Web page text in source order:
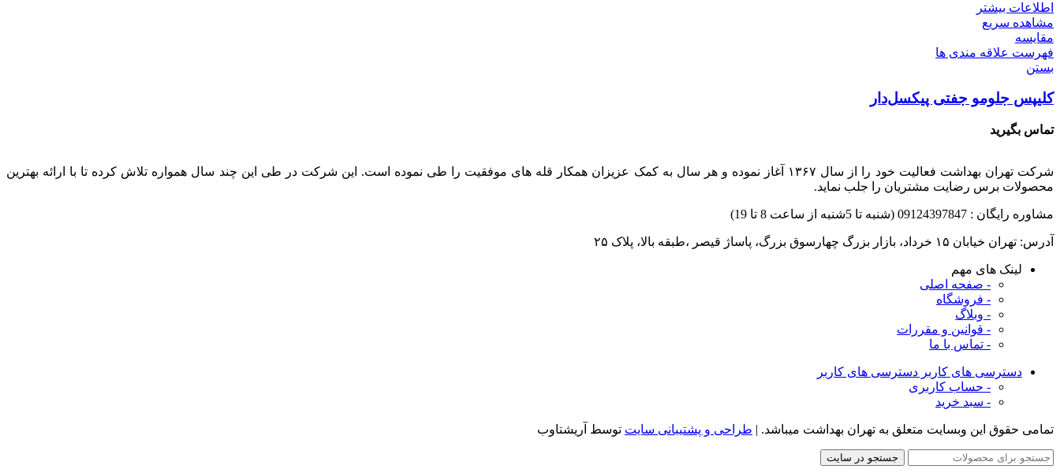
اطلاعات بیشتر
مشاهده سریع
مقایسه
فهرست علاقه مندی ها
بستن
کلیپس جلومو جفتی پیکسل‌دار
تماس بگیرید
شرکت تهران بهداشت فعالیت خود را از سال ۱۳۶۷ آغاز نموده و هر سال به کمک عزیزان همکار قله های موفقیت را طی نموده است. این شرکت در طی این چند سال همواره تلاش کرده تا با ارائه بهترین
محصولات برس رضایت مشتریان را جلب نماید.
مشاوره رایگان : 09124397847 (شنبه تا 5شنبه از ساعت 8 تا 19)
آدرس: تهران خیابان ۱۵ خرداد، بازار بزرگ چهارسوق بزرگ، ‌پاساژ قیصر ،طبقه بالا، پلاک ۲۵
لینک های مهم
- صفحه اصلی
- فروشگاه
- وبلاگ
- قوانین و مقررات
- تماس با ما
دسترسی های کاربر دسترسی های کاربر
- حساب کاربری
- سبد خرید
تمامی حقوق این وبسایت متعلق به تهران بهداشت میباشد. | طراحی و پشتیبانی سایت توسط آریشتاوب
جستجو در سایت